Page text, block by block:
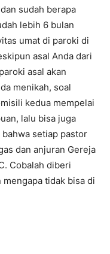
sudah berapa
lebih 6 bulan
umat di paroki di
asal Anda dari
asal akan
menikah, soal
kedua mempelai
lalu bisa juga
setiap pastor
dan anjuran Gereja
Cobalah diberi
mengapa tidak bisa di